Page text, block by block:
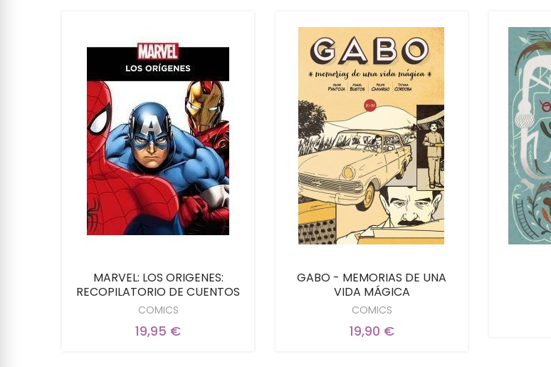
MARVEL: LOS ORIGENES:
RECOPILATORIO DE CUENTOS
COMICS
19,95 €
GABO - MEMORIAS DE UNA
VIDA MÁGICA
COMICS
19,90 €